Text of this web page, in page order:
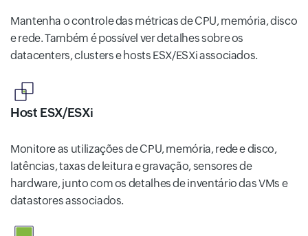
Mantenha o controle das métricas de CPU, memória, disco
e rede. Também é possível ver detalhes sobre os
datacenters, clusters e hosts ESX/ESXi associados.
Host ESX/ESXi
Monitore as utilizações de CPU, memória, rede e disco,
latências, taxas de leitura e gravação, sensores de
hardware, junto com os detalhes de inventário das VMs e
datastores associados.